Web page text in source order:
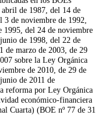
de 1987, del 14 de
de noviembre de 1992,
1995, del 24 de noviembre
de 1998, del 22 de
de marzo de 2003, de 29
sobre la Ley Orgánica
de 2010, de 29 de
de 2011 de
reforma por Ley Orgánica
económico-financiera
Cuarta) (BOE nº 77 de 31